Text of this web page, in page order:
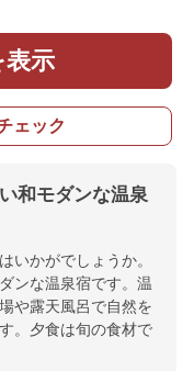
表示
ェック
和モダンな温泉
いかがでしょうか。
ンな温泉宿です。温
や露天風呂で自然を
。夕食は旬の食材で